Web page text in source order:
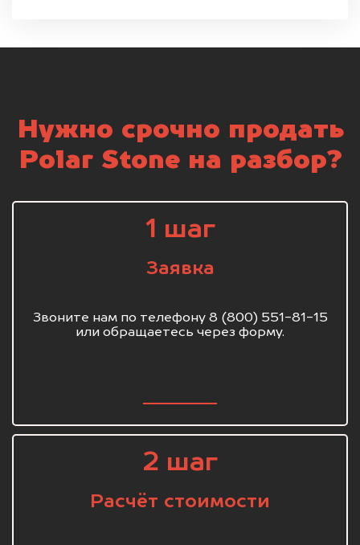
Нужно срочно продать
Polar Stone на разбор?
1 шаг
Заявка
Звоните нам по телефону 8 (800) 551-81-15
или обращаетесь через форму.
2 шаг
Расчёт стоимости